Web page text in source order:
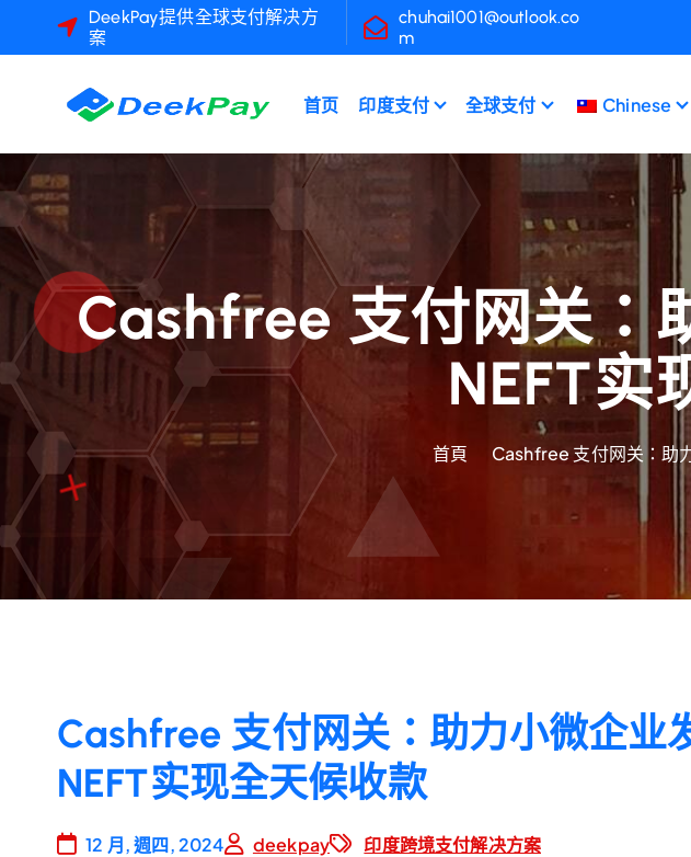
DeekPay提供全球支付解决方
案
chuhai1001@outlook.co
m
首页 印度支付 全球支付 Chinese
Cashfree 支付网关
NEFT实
首頁 Cashfree 支付网关：助
Cashfree 支付网关：助力小微企
NEFT实现全天候收款
12 月, 週四, 2024 deekpay 印度跨境支付解决方案